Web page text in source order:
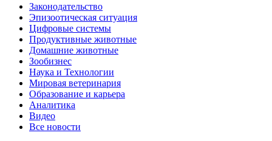
Законодательство
Эпизоотическая ситуация
Цифровые системы
Продуктивные животные
Домашние животные
Зообизнес
Наука и Технологии
Мировая ветеринария
Образование и карьера
Аналитика
Видео
Все новости